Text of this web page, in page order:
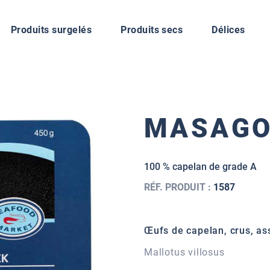
Produits surgelés
Produits secs Délices
100 % capelan de grade A
RÉF. PRODUIT : 1587
Œufs de capelan, crus,
Mallotus villosus